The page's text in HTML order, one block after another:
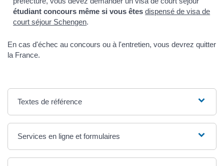
étudiant concours même si vous êtesdispensé de visa de
court séjour Schengen.
En cas d'échec au concours ou à l'entretien, vous devrez quitter
la France.
Textes de référence
Services en ligne et formulaires